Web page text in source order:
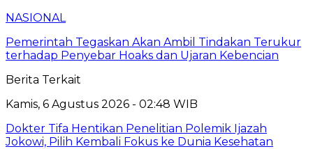
NASIONAL
Pemerintah Tegaskan Akan Ambil Tindakan Terukur
terhadap Penyebar Hoaks dan Ujaran Kebencian
Berita Terkait
Kamis, 6 Agustus 2026 - 02:48 WIB
Dokter Tifa Hentikan Penelitian Polemik Ijazah
Jokowi, Pilih Kembali Fokus ke Dunia Kesehatan